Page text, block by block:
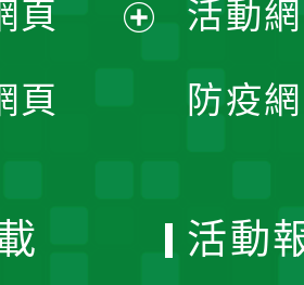
選
開
頁
頁
活動
防疫
活動